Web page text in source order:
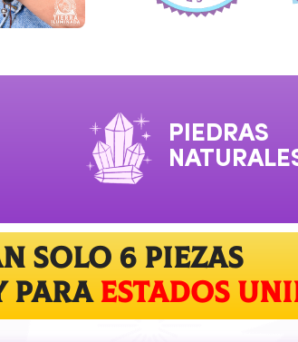
PIEDRAS
solo 6 piezas
PARAEstados